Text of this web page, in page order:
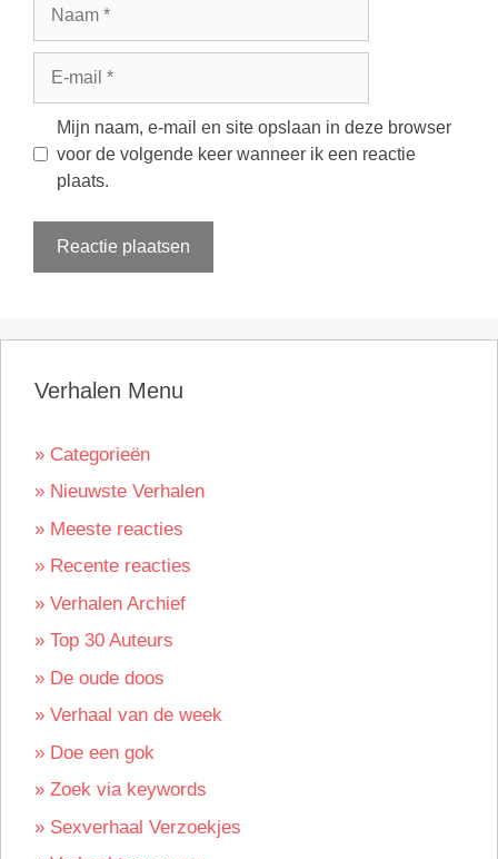
Mijn naam, e-mail en site opslaan in deze browser
voor de volgende keer wanneer ik een reactie
plaats.
Verhalen Menu
» Categorieën
» Nieuwste Verhalen
» Meeste reacties
» Recente reacties
» Verhalen Archief
» Top 30 Auteurs
» De oude doos
» Verhaal van de week
» Doe een gok
» Zoek via keywords
» Sexverhaal Verzoekjes